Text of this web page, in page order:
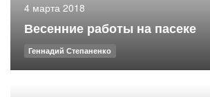
4 марта 2018
Весенние работы на пасеке
Геннадий Степаненко